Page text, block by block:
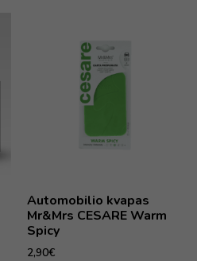
Automobilio kvapas
Mr&Mrs CESARE Warm
Spicy
2,90€